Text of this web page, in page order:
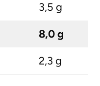
3,5 g
8,0 g
2,3 g